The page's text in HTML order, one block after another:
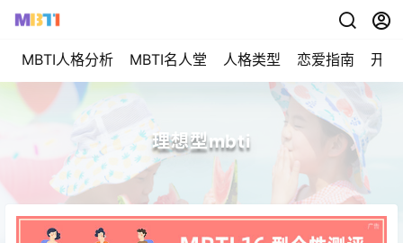
MBTI人格分析 MBTI名人堂 人格类型 恋爱指南 开始
理想型mbti